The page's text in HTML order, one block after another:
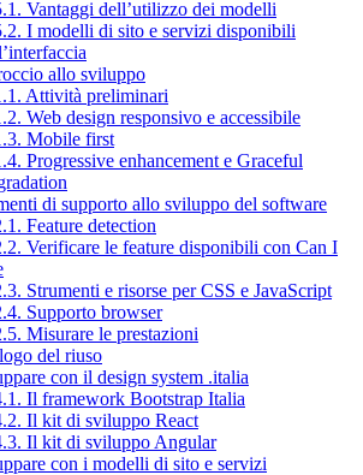
Vantaggi dell’utilizzo dei modelli
I modelli di sito e servizi disponibili
allo sviluppo
Attività preliminari
Web design responsivo e accessibile
Mobile first
Progressive enhancement e Graceful
di supporto allo sviluppo del software
Feature detection
Verificare le feature disponibili con Can I
Strumenti e risorse per CSS e JavaScript
Supporto browser
Misurare le prestazioni
del riuso
con il design system .italia
Il framework Bootstrap Italia
Il kit di sviluppo React
Il kit di sviluppo Angular
con i modelli di sito e servizi